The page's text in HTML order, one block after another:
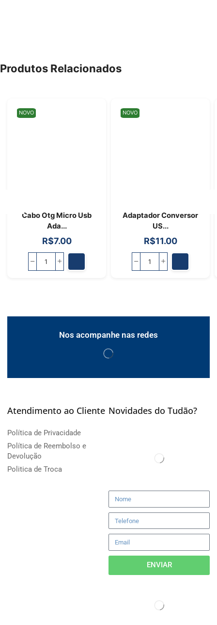
Produtos Relacionados
NOVO
Cabo Otg Micro Usb
Ada...
R$7.00
NOVO
Adaptador Conversor
US...
R$11.00
Nos acompanhe nas redes
Atendimento ao Cliente
Política de Privacidade
Política de Reembolso e
Devolução
Politica de Troca
Novidades do Tudão?
ENVIAR